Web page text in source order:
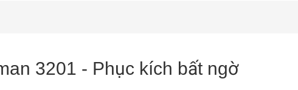
3201 - Phục kích bất ngờ